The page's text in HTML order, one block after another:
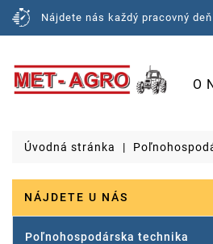
Nájdete nás každý pracovný
O
Úvodná stránka
NÁJDETE U NÁS
Poľnohospodárska technika